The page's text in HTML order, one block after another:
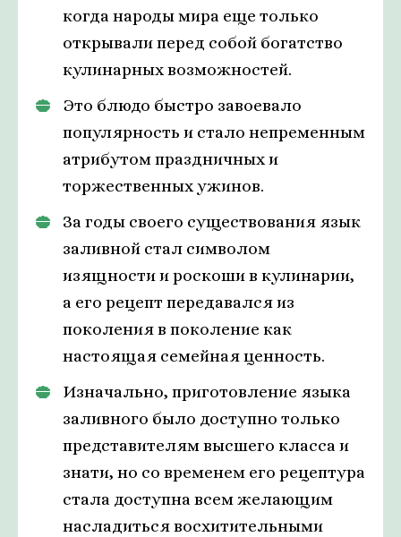
когда народы мира еще только
открывали перед собой богатство
кулинарных возможностей.
Это блюдо быстро завоевало
популярность и стало непременным
атрибутом праздничных и
торжественных ужинов.
За годы своего существования язык
заливной стал символом
изящности и роскоши в кулинарии,
а его рецепт передавался из
поколения в поколение как
настоящая семейная ценность.
Изначально, приготовление языка
заливного было доступно только
представителям высшего класса и
знати, но со временем его рецептура
стала доступна всем желающим
насладиться восхитительными